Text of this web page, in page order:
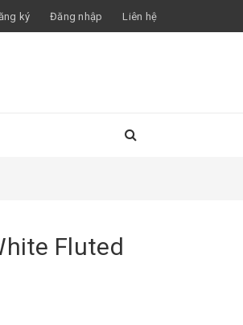
ký Đăng nhập Liên hệ
Fluted